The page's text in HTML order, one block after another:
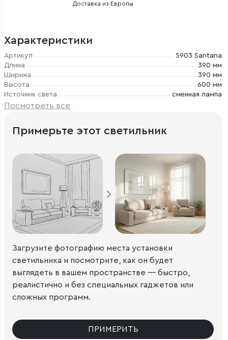
Доставка из Европы
Характеристики
Артикул
5903 Santana
Длина
390 мм
Ширина
390 мм
Высота
600 мм
Источник света
сменная лампа
Посмотреть все
Примерьте этот светильник
Загрузите фотографию места установки
светильника и посмотрите, как он будет
выглядеть в вашем пространстве — быстро,
реалистично и без специальных гаджетов или
сложных программ.
ПРИМЕРИТЬ